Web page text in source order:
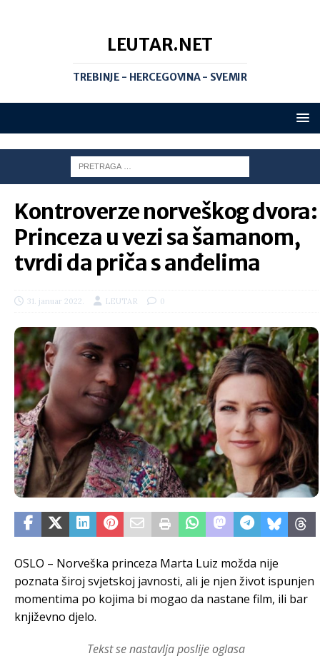
LEUTAR.NET
TREBINJE - HERCEGOVINA - SVEMIR
Kontroverze norveškog dvora:
Princeza u vezi sa šamanom,
tvrdi da priča s anđelima
31. januar 2022. LEUTAR 0
OSLO – Norveška princeza Marta Luiz možda nije
poznata široj svjetskoj javnosti, ali je njen život ispunjen
momentima po kojima bi mogao da nastane film, ili bar
književno djelo.
Tekst se nastavlja poslije oglasa